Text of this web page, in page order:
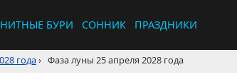
БУРИ СОННИК ПРАЗДНИКИ
года› Фаза луны 25 апреля 2028 года